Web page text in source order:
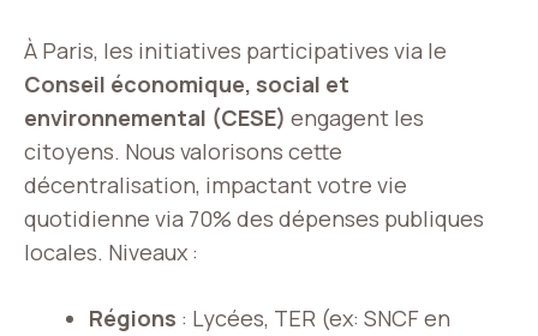
À Paris, les initiatives participatives via le
Conseil économique, social et
environnemental (CESE) engagent les
citoyens. Nous valorisons cette
décentralisation, impactant votre vie
quotidienne via 70% des dépenses publiques
locales. Niveaux :
Régions : Lycées, TER (ex: SNCF en